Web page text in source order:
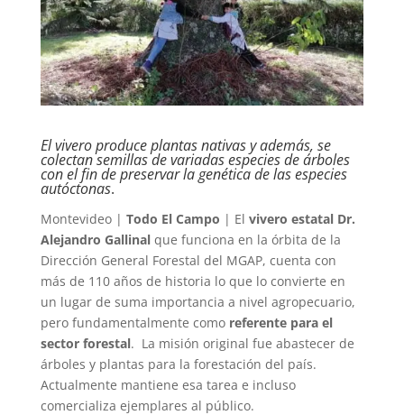
El vivero produce plantas nativas y además, se
colectan semillas de variadas especies de árboles
con el fin de preservar la genética de las especies
autóctonas.
Montevideo | Todo El Campo | El vivero estatal Dr.
Alejandro Gallinalque funciona en la órbita de la
Dirección General Forestal del MGAP, cuenta con
más de 110 años de historia lo que lo convierte en
un lugar de suma importancia a nivel agropecuario,
pero fundamentalmente como referente para el
sector forestal. La misión original fue abastecer de
árboles y plantas para la forestación del país.
Actualmente mantiene esa tarea e incluso
comercializa ejemplares al público.